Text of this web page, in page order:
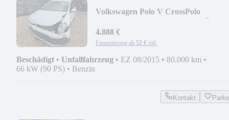
Volkswagen Polo V CrossPolo
4.888 €
Finanzierung ab 52 € mtl.
Beschädigt • Unfallfahrzeug • EZ 08/2015 • 80.000 km •
66 kW (90 PS) • Benzin
Kontakt